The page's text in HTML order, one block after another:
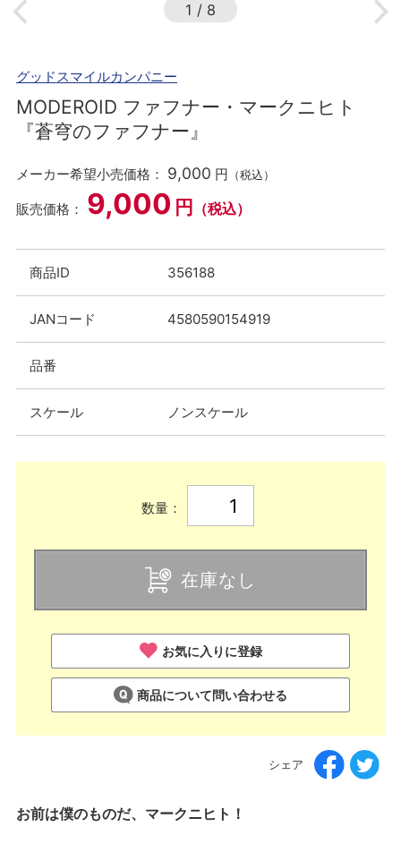
1 / 8
グッドスマイルカンパニー
MODEROID ファフナー・マークニヒト
『蒼穹のファフナー』
メーカー希望小売価格： 9,000 円 （税込）
販売価格： 9,000 円 （税込）
商品ID 356188
JANコード 4580590154919
品番
スケール ノンスケール
数量：
在庫なし
お気に入りに登録
商品について問い合わせる
シェア
お前は僕のものだ、マークニヒト！